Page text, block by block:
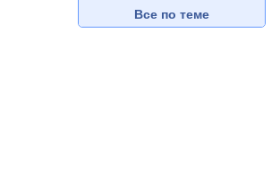
Все по теме